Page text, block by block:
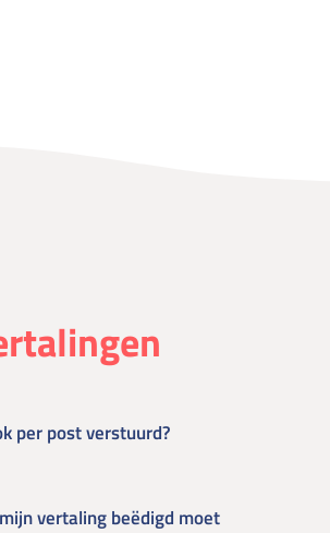
per post verstuurd?
vertaling beëdigd moet